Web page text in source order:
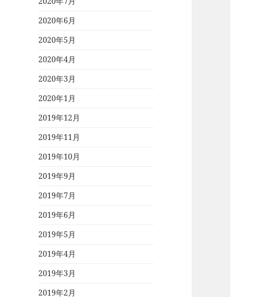
2020年6月
2020年5月
2020年4月
2020年3月
2020年1月
2019年12月
2019年11月
2019年10月
2019年9月
2019年7月
2019年6月
2019年5月
2019年4月
2019年3月
2019年2月